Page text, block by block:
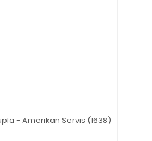
- Amerikan Servis (1638)